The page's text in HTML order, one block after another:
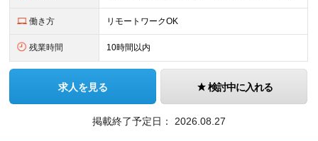
働き方 リモートワークOK
残業時間 10時間以内
求人を見る 検討中に入れる
掲載終了予定日： 2026.08.27